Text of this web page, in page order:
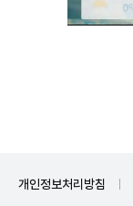
개인정보처리방침